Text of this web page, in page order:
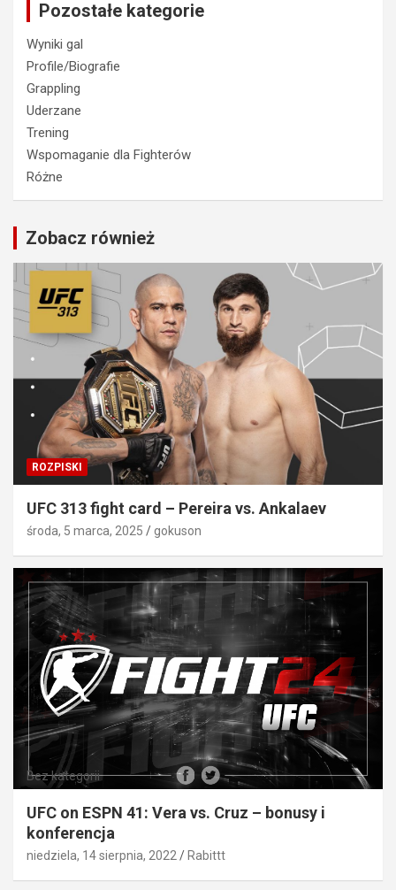
Pozostałe kategorie
Wyniki gal
Profile/Biografie
Grappling
Uderzane
Trening
Wspomaganie dla Fighterów
Różne
Zobacz również
ROZPISKI
UFC 313 fight card – Pereira vs. Ankalaev
środa, 5 marca, 2025 gokuson
Bez kategorii
UFC on ESPN 41: Vera vs. Cruz – bonusy i
konferencja
niedziela, 14 sierpnia, 2022 Rabittt